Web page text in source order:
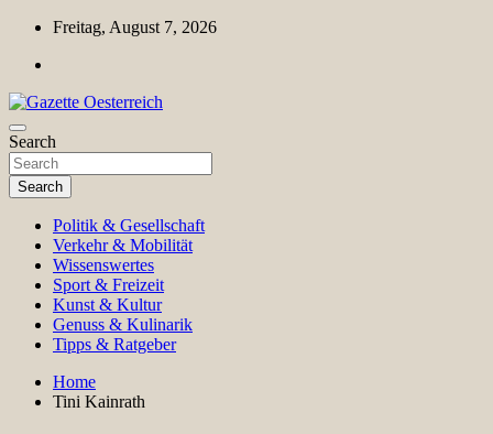
Skip
content
Freitag, August 7, 2026
Gazette Oesterreich
Magazin für Freizeit, Politik, Kultur & Wissenschaft
Search
Search
Politik & Gesellschaft
Verkehr & Mobilität
Wissenswertes
Sport & Freizeit
Kunst & Kultur
Genuss & Kulinarik
Tipps & Ratgeber
Home
Tini Kainrath